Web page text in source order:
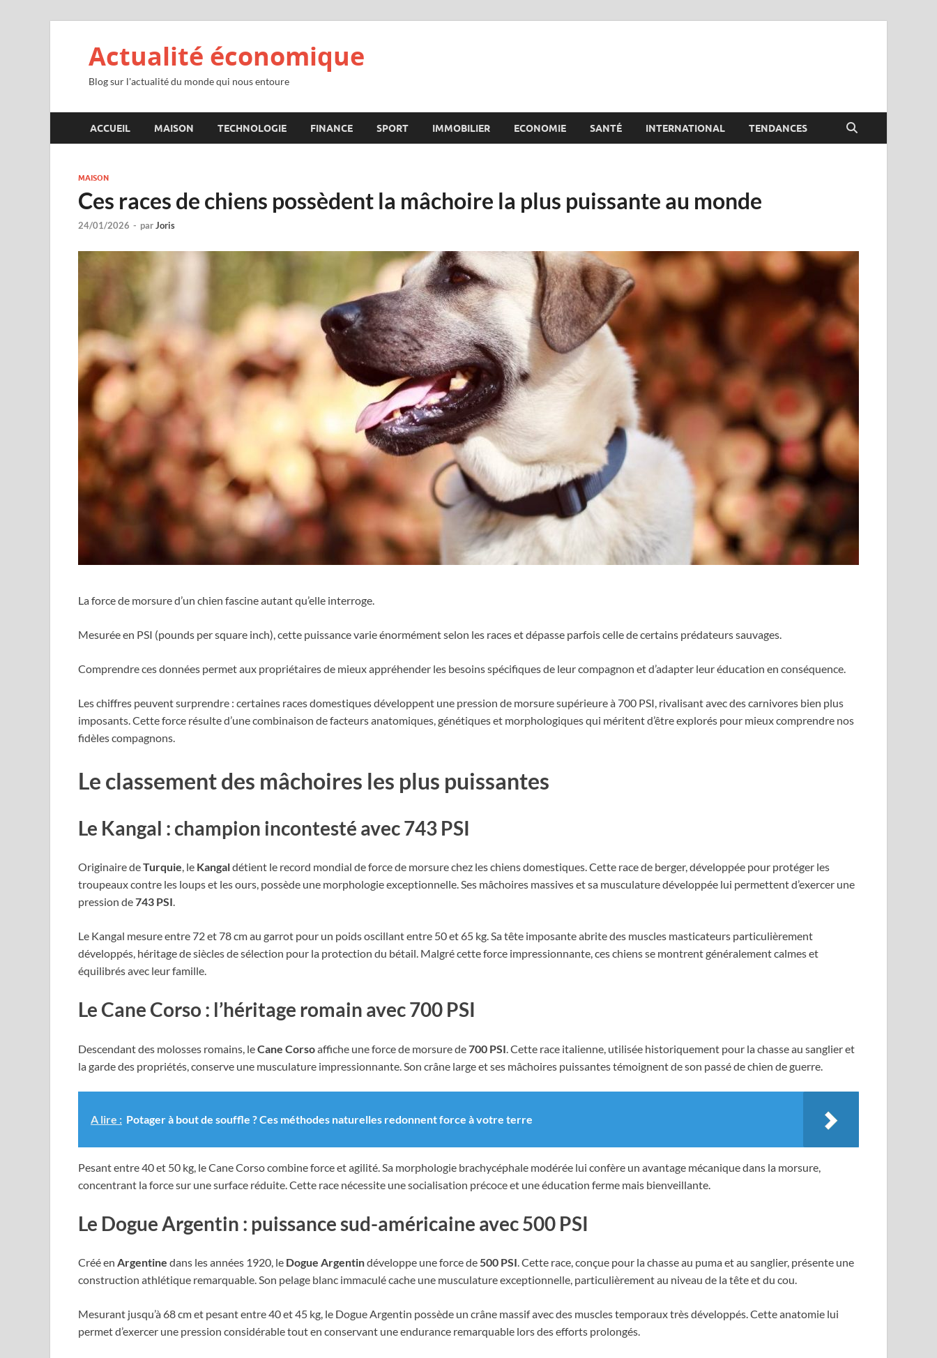
Actualité économique
Blog sur l'actualité du monde qui nous entoure
ACCUEIL MAISON TECHNOLOGIE FINANCE SPORT IMMOBILIER ECONOMIE SANTÉ INTERNATIONAL TENDANCES
MAISON
Ces races de chiens possèdent la mâchoire la plus puissante au monde
24/01/2026 - parJoris
La force de morsure d’un chien fascine autant qu’elle interroge.
Mesurée en PSI (pounds per square inch), cette puissance varie énormément selon les races et dépasse parfois celle de certains prédateurs sauvages.
Comprendre ces données permet aux propriétaires de mieux appréhender les besoins spécifiques de leur compagnon et d’adapter leur éducation en conséquence.
Les chiffres peuvent surprendre : certaines races domestiques développent une pression de morsure supérieure à 700 PSI, rivalisant avec des carnivores bien plus
imposants. Cette force résulte d’une combinaison de facteurs anatomiques, génétiques et morphologiques qui méritent d’être explorés pour mieux comprendre nos
fidèles compagnons.
Le classement des mâchoires les plus puissantes
Le Kangal : champion incontesté avec 743 PSI
Originaire deTurquie, le Kangaldétient le record mondial de force de morsure chez les chiens domestiques. Cette race de berger, développée pour protéger les
troupeaux contre les loups et les ours, possède une morphologie exceptionnelle. Ses mâchoires massives et sa musculature développée lui permettent d’exercer une
pression de743 PSI.
Le Kangal mesure entre 72 et 78 cm au garrot pour un poids oscillant entre 50 et 65 kg. Sa tête imposante abrite des muscles masticateurs particulièrement
développés, héritage de siècles de sélection pour la protection du bétail. Malgré cette force impressionnante, ces chiens se montrent généralement calmes et
équilibrés avec leur famille.
Le Cane Corso : l’héritage romain avec 700 PSI
Descendant des molosses romains, leCane Corsoaffiche une force de morsure de700 PSI . Cette race italienne, utilisée historiquement pour la chasse au sanglier et
la garde des propriétés, conserve une musculature impressionnante. Son crâne large et ses mâchoires puissantes témoignent de son passé de chien de guerre.
A lire : Potager à bout de souffle ? Ces méthodes naturelles redonnent force à votre terre
Pesant entre 40 et 50 kg, le Cane Corso combine force et agilité. Sa morphologie brachycéphale modérée lui confère un avantage mécanique dans la morsure,
concentrant la force sur une surface réduite. Cette race nécessite une socialisation précoce et une éducation ferme mais bienveillante.
Le Dogue Argentin : puissance sud-américaine avec 500 PSI
Créé en Argentine dans les années 1920, le Dogue Argentindéveloppe une force de500 PSI. Cette race, conçue pour la chasse au puma et au sanglier, présente une
construction athlétique remarquable. Son pelage blanc immaculé cache une musculature exceptionnelle, particulièrement au niveau de la tête et du cou.
Mesurant jusqu’à 68 cm et pesant entre 40 et 45 kg, le Dogue Argentin possède un crâne massif avec des muscles temporaux très développés. Cette anatomie lui
permet d’exercer une pression considérable tout en conservant une endurance remarquable lors des efforts prolongés.